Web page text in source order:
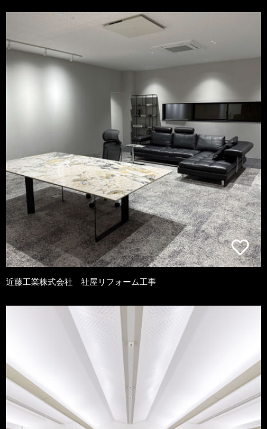
近藤工業株式会社 社屋リフォーム工事